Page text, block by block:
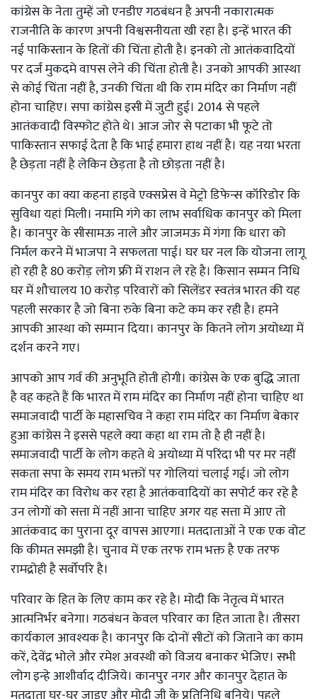
कांग्रेस के नेता तुम्हें जो एनडीए गठबंधन है अपनी नकारात्मक
राजनीति के कारण अपनी विश्वसनीयता खी रहा है। इन्हें भारत की
नई पाकिस्तान के हितों की चिंता होती है। इनको तो आतंकवादियों
पर दर्ज मुकदमे वापस लेने की चिंता होती है। उनको आपकी आस्था
से कोई चिंता नहीं है, उनकी चिंता थी कि राम मंदिर का निर्माण नहीं
होना चाहिए। सपा कांग्रेस इसी में जुटी हुई। 2014 से पहले
आतंकवादी विस्फोट होते थे। आज जोर से पटाका भी फूटे तो
पाकिस्तान सफाई देता है कि भाई हमारा हाथ नहीं है। यह नया भरता
है छेड़ता नहीं है लेकिन छेड़ता है तो छोड़ता नहीं है।
कानपुर का क्या कहना हाइवे एक्सप्रेस वे मेट्रो डिफेन्स कॉरिडोर कि
सुविधा यहां मिली। नमामि गंगे का लाभ सर्वाधिक कानपुर को मिला
है। कानपुर के सीसामऊ नाले और जाजमऊ में गंगा कि धारा को
निर्मल करने में भाजपा ने सफलता पाई। घर घर नल कि योजना लागू
हो रही है 80 करोड़ लोग फ्री में राशन ले रहे है। किसान सम्मन निधि
घर में शौचालय 10 करोड़ परिवारों को सिलेंडर स्वतंत्र भारत की यह
पहली सरकार है जो बिना रुके बिना कटे कम कर रही है। हमने
आपकी आस्था को सम्मान दिया। कानपुर के कितने लोग अयोध्या में
दर्शन करने गए।
आपको आप गर्व की अनुभूति होती होगी। कांग्रेस के एक बुद्धि जाता
है वह कहते हैं कि भारत में राम मंदिर का निर्माण नहीं होना चाहिए था
समाजवादी पार्टी के महासचिव ने कहा राम मंदिर का निर्माण बेकार
हुआ कांग्रेस ने इससे पहले क्या कहा था राम तो है ही नहीं है।
समाजवादी पार्टी के लोग कहते थे अयोध्या में परिंदा भी पर मर नहीं
सकता सपा के समय राम भक्तों पर गोलियां चलाई गई। जो लोग
राम मंदिर का विरोध कर रहा है आतंकवादियों का सपोर्ट कर रहे है
उन लोगों को सत्ता में नहीं आना चाहिए अगर यह सत्ता में आए तो
आतंकवाद का पुराना दूर वापस आएगा। मतदाताओं ने एक एक वोट
कि कीमत समझी है। चुनाव में एक तरफ राम भक्त है एक तरफ
रामद्रोही है सर्वोपरि है।
परिवार के हित के लिए काम कर रहे है। मोदी कि नेतृत्व में भारत
आत्मनिर्भर बनेगा। गठबंधन केवल परिवार का हित जाता है। तीसरा
कार्यकाल आवश्यक है। कानपुर कि दोनों सीटों को जिताने का काम
करें, देवेंद्र भोले और रमेश अवस्थी को विजय बनाकर भेजिए। सभी
लोग इन्हे आशीर्वाद दीजिये। कानपुर नगर और कानपुर देहात के